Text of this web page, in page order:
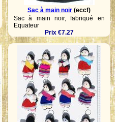
Sac à main noir (eccf)
Sac à main noir, fabriqué en
Equateur
Prix €7.27